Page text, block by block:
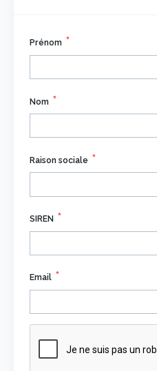
Prénom
Nom
Raison sociale
SIREN
Email